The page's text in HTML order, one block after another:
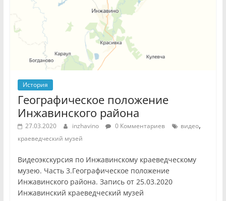
История
Географическое положение
Инжавинского района
27.03.2020 inzhavino 0 Комментариев видео,
краеведческий музей
Видеоэкскурсия по Инжавинскому краеведческому
музею. Часть 3.Географическое положение
Инжавинского района. Запись от 25.03.2020
Инжавинский краеведческий музей